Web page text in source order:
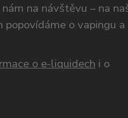
na návštěvu – na
popovídáme o vapingu a
o e-liquidech i o